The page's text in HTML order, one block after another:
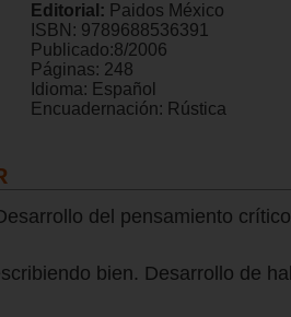
Editorial: Paidos México
ISBN: 9789688536391
Publicado:8/2006
Páginas: 248
Idioma: Español
Encuadernación: Rústica
del pensamiento
bien. Desarrollo de